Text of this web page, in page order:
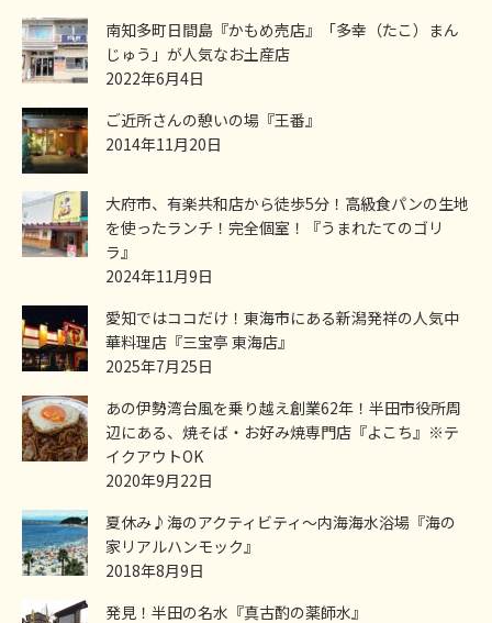
南知多町日間島『かもめ売店』「多幸（たこ）まん
じゅう」が人気なお土産店
2022年6月4日
ご近所さんの憩いの場『王番』
2014年11月20日
大府市、有楽共和店から徒歩5分！高級食パンの生地
を使ったランチ！完全個室！『うまれたてのゴリ
ラ』
2024年11月9日
愛知ではココだけ！東海市にある新潟発祥の人気中
華料理店『三宝亭 東海店』
2025年7月25日
あの伊勢湾台風を乗り越え創業62年！半田市役所周
辺にある、焼そば・お好み焼専門店『よこち』※テ
イクアウトOK
2020年9月22日
夏休み♪海のアクティビティ～内海海水浴場『海の
家リアルハンモック』
2018年8月9日
発見！半田の名水『真古酌の薬師水』